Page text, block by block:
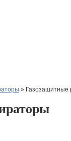
» Газозащитные